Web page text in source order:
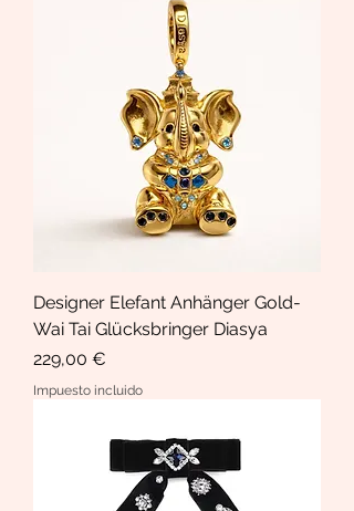
Designer Elefant Anhänger Gold-
Wai Tai Glücksbringer Diasya
Precio
229,00 €
Impuesto incluido